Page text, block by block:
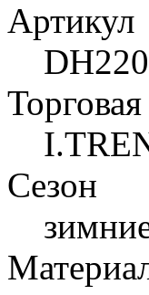
Артикул
Сезон